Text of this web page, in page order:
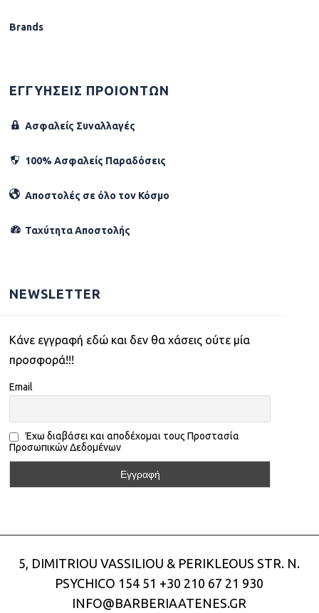
Brands
ΕΓΓΥΗΣΕΙΣ ΠΡΟΙΟΝΤΩΝ
Ασφαλείς Συναλλαγές
100% Ασφαλείς Παραδόσεις
Αποστολές σε όλο τον Κόσµο
Ταχύτητα Αποστολής
NEWSLETTER
Kάνε εγγραφή εδώ και δεν θα χάσεις ούτε μία
προσφορά!!!
Email
Έχω διαβάσει και αποδέχομαι τους Προστασία
Προσωπικών Δεδομένων
5, DIMITRIOU VASSILIOU & PERIKLEOUS STR. N.
PSYCHICO 154 51 +30 210 67 21 930
INFO@BARBERIAATENES.GR